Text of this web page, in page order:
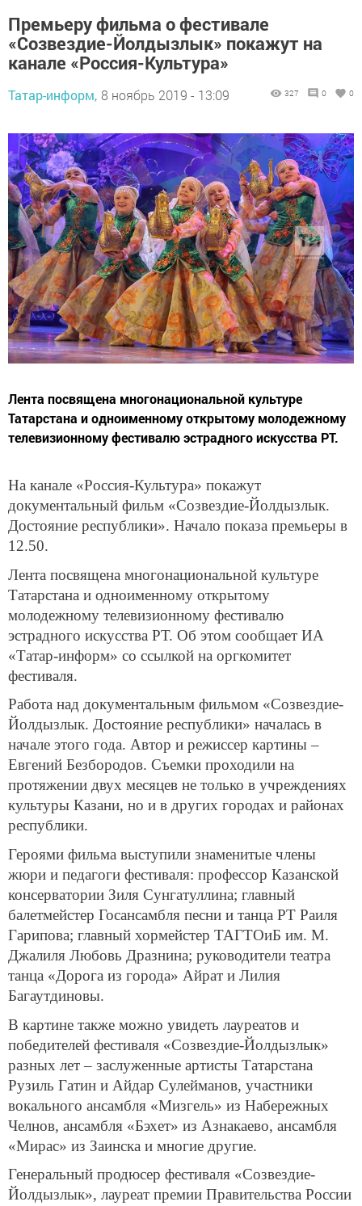
Премьеру фильма о фестивале
«Созвездие-Йолдызлык» покажут на
канале «Россия-Культура»
Татар-информ, 8 ноябрь 2019 - 13:09 327 0 0
Лента посвящена многонациональной культуре
Татарстана и одноименному открытому молодежному
телевизионному фестивалю эстрадного искусства РТ.
На канале «Россия-Культура» покажут
документальный фильм «Созвездие-Йолдызлык.
Достояние республики». Начало показа премьеры в
12.50.
Лента посвящена многонациональной культуре
Татарстана и одноименному открытому
молодежному телевизионному фестивалю
эстрадного искусства РТ. Об этом сообщает ИА
«Татар-информ» со ссылкой на оргкомитет
фестиваля.
Работа над документальным фильмом «Созвездие-
Йолдызлык. Достояние республики» началась в
начале этого года. Автор и режиссер картины –
Евгений Безбородов. Съемки проходили на
протяжении двух месяцев не только в учреждениях
культуры Казани, но и в других городах и районах
республики.
Героями фильма выступили знаменитые члены
жюри и педагоги фестиваля: профессор Казанской
консерватории Зиля Сунгатуллина; главный
балетмейстер Госансамбля песни и танца РТ Раиля
Гарипова; главный хормейстер ТАГТОиБ им. М.
Джалиля Любовь Дразнина; руководители театра
танца «Дорога из города» Айрат и Лилия
Багаутдиновы.
В картине также можно увидеть лауреатов и
победителей фестиваля «Созвездие-Йолдызлык»
разных лет – заслуженные артисты Татарстана
Рузиль Гатин и Айдар Сулейманов, участники
вокального ансамбля «Мизгель» из Набережных
Челнов, ансамбля «Бэхет» из Азнакаево, ансамбля
«Мирас» из Заинска и многие другие.
Генеральный продюсер фестиваля «Созвездие-
Йолдызлык», лауреат премии Правительства России